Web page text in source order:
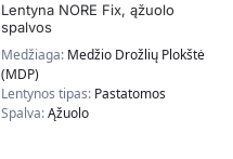
Lentyna NORE Fix, ąžuolo
spalvos
Medžiaga: Medžio Drožlių Plokštė
(MDP)
Lentynos tipas: Pastatomos
Spalva:Ąžuolo